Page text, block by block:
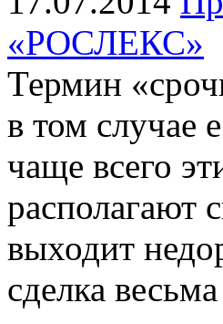
«РОСЛЕКС»
Термин
в том случае
чаще всего
располагают
выходит
сделка